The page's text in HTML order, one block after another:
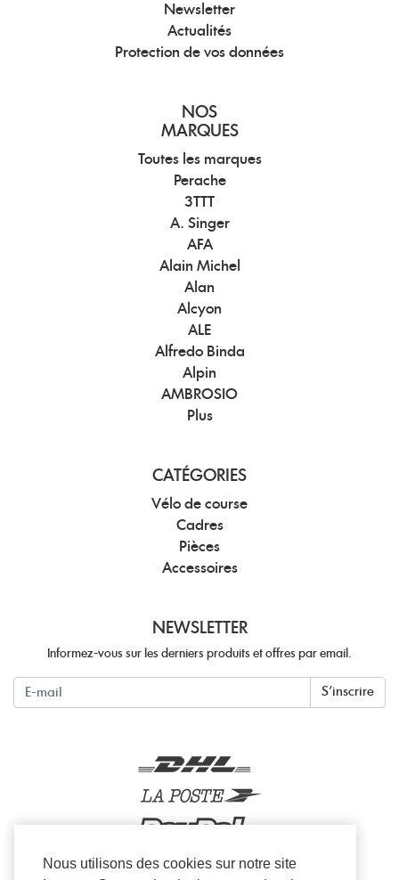
Newsletter
Actualités
Protection de vos données
NOS
MARQUES
Toutes les marques
Perache
3TTT
A. Singer
AFA
Alain Michel
Alan
Alcyon
ALE
Alfredo Binda
Alpin
AMBROSIO
Plus
CATÉGORIES
Vélo de course
Cadres
Pièces
Accessoires
NEWSLETTER
Informez-vous sur les derniers produits et offres par email.
S'inscrire
Nous utilisons des cookies sur notre site